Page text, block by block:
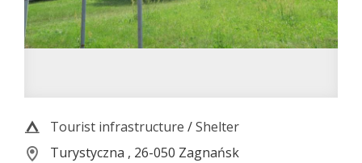
Tourist infrastructure /Shelter
Turystyczna , 26-050 Zagnańsk